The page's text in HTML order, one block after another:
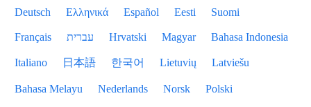
Deutsch Ελληνικά Español Eesti Suomi
Français עברית Hrvatski Magyar Bahasa Indonesia
Italiano 日本語 한국어 Lietuvių Latviešu
Bahasa Melayu Nederlands Norsk Polski